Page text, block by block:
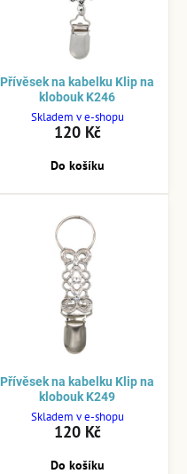
Přívěsek na kabelku Klip na
klobouk K246
Skladem v e-shopu
120 Kč
Do košíku
Přívěsek na kabelku Klip na
klobouk K249
Skladem v e-shopu
120 Kč
Do košíku